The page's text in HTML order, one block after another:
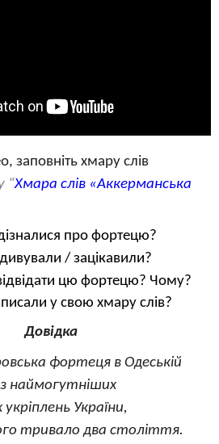
заповніть хмару слів
“Хмара слів «Аккерманська
про фортецю?
/ зацікавили?
цю фортецю? Чому?
у свою хмару слів?
Довідка
фортеця в Одеській
наймогутніших
України,
тривало два століття.